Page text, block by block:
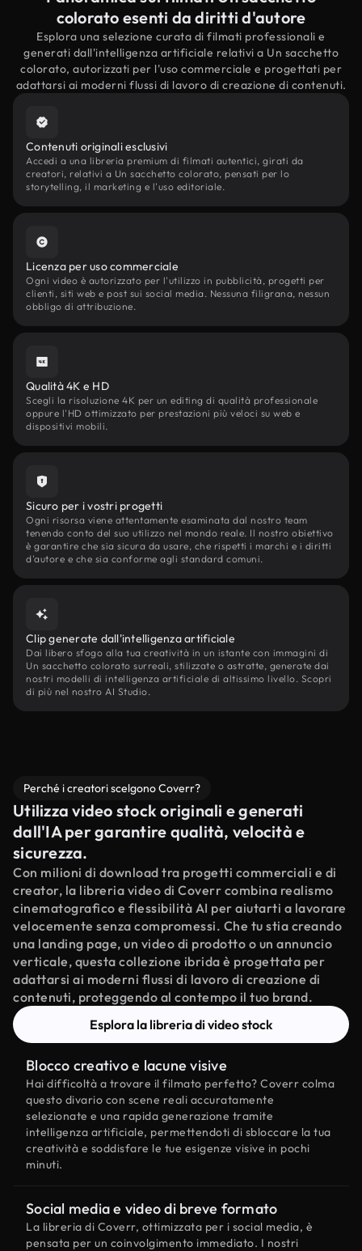
colorato esenti da diritti d'autore
Esplora una selezione curata di filmati professionali e
generati dall'intelligenza artificiale relativi a Un sacchetto
colorato, autorizzati per l'uso commerciale e progettati per
adattarsi ai moderni flussi di lavoro di creazione di contenuti.
Contenuti originali esclusivi
Accedi a una libreria premium di filmati autentici, girati da
creatori, relativi a Un sacchetto colorato, pensati per lo
storytelling, il marketing e l'uso editoriale.
Licenza per uso commerciale
Ogni video è autorizzato per l'utilizzo in pubblicità, progetti per
clienti, siti web e post sui social media. Nessuna filigrana, nessun
obbligo di attribuzione.
Qualità 4K e HD
Scegli la risoluzione 4K per un editing di qualità professionale
oppure l'HD ottimizzato per prestazioni più veloci su web e
dispositivi mobili.
Sicuro per i vostri progetti
Ogni risorsa viene attentamente esaminata dal nostro team
tenendo conto del suo utilizzo nel mondo reale. Il nostro obiettivo
è garantire che sia sicura da usare, che rispetti i marchi e i diritti
d'autore e che sia conforme agli standard comuni.
Clip generate dall'intelligenza artificiale
Dai libero sfogo alla tua creatività in un istante con immagini di
Un sacchetto colorato surreali, stilizzate o astratte, generate dai
nostri modelli di intelligenza artificiale di altissimo livello. Scopri
di più nel nostro AI Studio.
Perché i creatori scelgono Coverr?
Utilizza video stock originali e generati
dall'IA per garantire qualità, velocità e
sicurezza.
Con milioni di download tra progetti commerciali e di
creator, la libreria video di Coverr combina realismo
cinematografico e flessibilità AI per aiutarti a lavorare
velocemente senza compromessi. Che tu stia creando
una landing page, un video di prodotto o un annuncio
verticale, questa collezione ibrida è progettata per
adattarsi ai moderni flussi di lavoro di creazione di
contenuti, proteggendo al contempo il tuo brand.
Esplora la libreria di video stock
Blocco creativo e lacune visive
Hai difficoltà a trovare il filmato perfetto? Coverr colma
questo divario con scene reali accuratamente
selezionate e una rapida generazione tramite
intelligenza artificiale, permettendoti di sbloccare la tua
creatività e soddisfare le tue esigenze visive in pochi
minuti.
Social media e video di breve formato
La libreria di Coverr, ottimizzata per i social media, è
pensata per un coinvolgimento immediato. I nostri